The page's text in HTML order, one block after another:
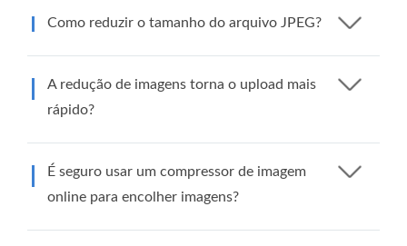
Como reduzir o tamanho do arquivo JPEG?
A redução de imagens torna o upload mais
rápido?
É seguro usar um compressor de imagem
online para encolher imagens?